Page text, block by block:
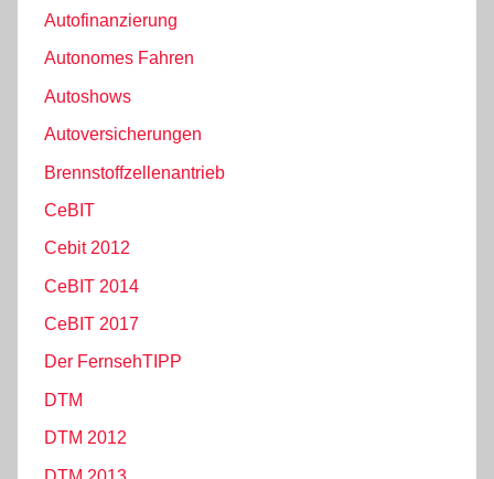
Autofinanzierung
Autonomes Fahren
Autoshows
Autoversicherungen
Brennstoffzellenantrieb
CeBIT
Cebit 2012
CeBIT 2014
CeBIT 2017
Der FernsehTIPP
DTM
DTM 2012